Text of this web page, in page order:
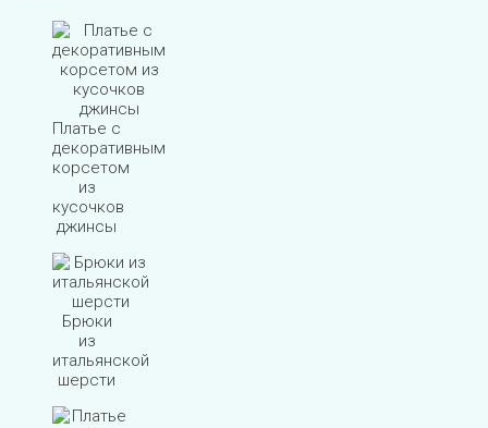
Платье с
декоративным
корсетом
из
кусочков
джинсы
Брюки
из
итальянской
шерсти